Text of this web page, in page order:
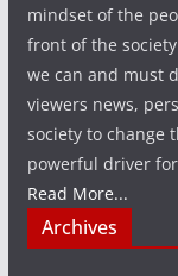
mindset of the
front of the
we can and must
viewers news,
society to change
powerful driver
Read More...
Archives